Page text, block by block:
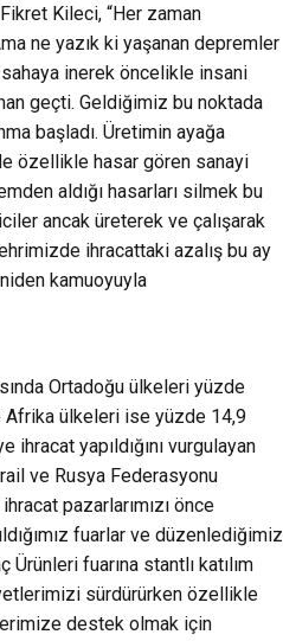
Kileci, “Her zaman
ne yazık ki yaşanan depremler
inerek öncelikle insani
geçti. Geldiğimiz bu noktada
başladı. Üretimin ayağa
özellikle hasar gören sanayi
aldığı hasarları silmek bu
ancak üreterek ve çalışarak
ihracattaki azalış bu ay
kamuoyuyla
Ortadoğu ülkeleri yüzde
Afrika ülkeleri ise yüzde 14,9
ihracat yapıldığını vurgulayan
ve Rusya Federasyonu
pazarlarımızı önce
fuarlar ve düzenlediğimiz
fuarına stantlı katılım
sürdürürken özellikle
destek olmak için